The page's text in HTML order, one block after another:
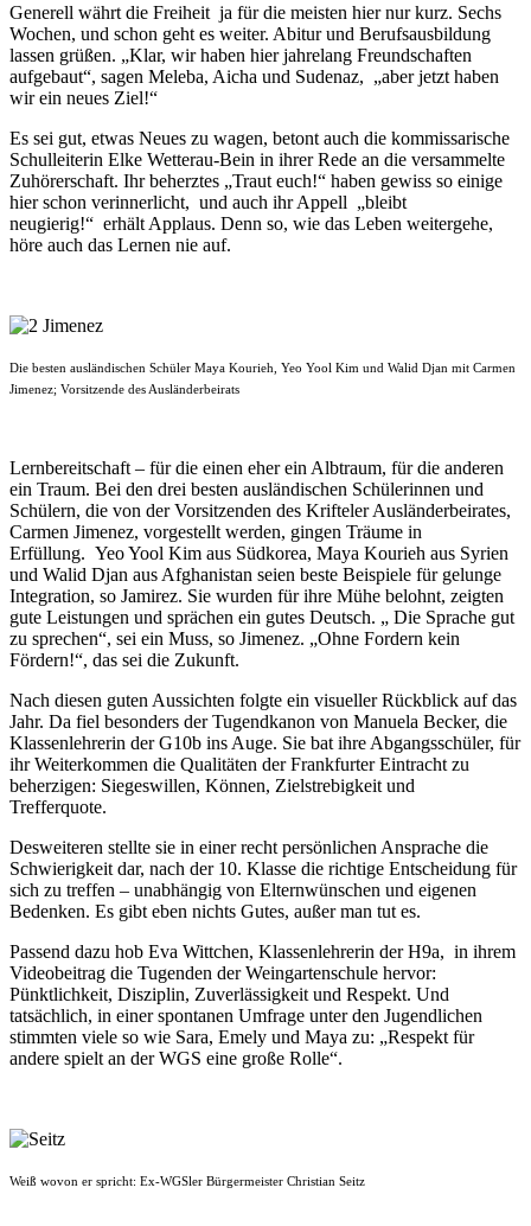
Generell währt die Freiheit ja für die meisten hier nur kurz. Sechs
Wochen, und schon geht es weiter. Abitur und Berufsausbildung
lassen grüßen. „Klar, wir haben hier jahrelang Freundschaften
aufgebaut“, sagen Meleba, Aicha und Sudenaz, „aber jetzt haben
wir ein neues Ziel!“
Es sei gut, etwas Neues zu wagen, betont auch die kommissarische
Schulleiterin Elke Wetterau-Bein in ihrer Rede an die versammelte
Zuhörerschaft. Ihr beherztes „Traut euch!“ haben gewiss so einige
hier schon verinnerlicht, und auch ihr Appell „bleibt
neugierig!“ erhält Applaus. Denn so, wie das Leben weitergehe,
höre auch das Lernen nie auf.
Die besten ausländischen Schüler Maya Kourieh, Yeo Yool Kim und Walid Djan mit Carmen
Jimenez; Vorsitzende des Ausländerbeirats
Lernbereitschaft – für die einen eher ein Albtraum, für die anderen
ein Traum. Bei den drei besten ausländischen Schülerinnen und
Schülern, die von der Vorsitzenden des Krifteler Ausländerbeirates,
Carmen Jimenez, vorgestellt werden, gingen Träume in
Erfüllung. Yeo Yool Kim aus Südkorea, Maya Kourieh aus Syrien
und Walid Djan aus Afghanistan seien beste Beispiele für gelunge
Integration, so Jamirez. Sie wurden für ihre Mühe belohnt, zeigten
gute Leistungen und sprächen ein gutes Deutsch. „ Die Sprache gut
zu sprechen“, sei ein Muss, so Jimenez. „Ohne Fordern kein
Fördern!“, das sei die Zukunft.
Nach diesen guten Aussichten folgte ein visueller Rückblick auf das
Jahr. Da fiel besonders der Tugendkanon von Manuela Becker, die
Klassenlehrerin der G10b ins Auge. Sie bat ihre Abgangsschüler, für
ihr Weiterkommen die Qualitäten der Frankfurter Eintracht zu
beherzigen: Siegeswillen, Können, Zielstrebigkeit und
Trefferquote.
Desweiteren stellte sie in einer recht persönlichen Ansprache die
Schwierigkeit dar, nach der 10. Klasse die richtige Entscheidung für
sich zu treffen – unabhängig von Elternwünschen und eigenen
Bedenken. Es gibt eben nichts Gutes, außer man tut es.
Passend dazu hob Eva Wittchen, Klassenlehrerin der H9a, in ihrem
Videobeitrag die Tugenden der Weingartenschule hervor:
Pünktlichkeit, Disziplin, Zuverlässigkeit und Respekt. Und
tatsächlich, in einer spontanen Umfrage unter den Jugendlichen
stimmten viele so wie Sara, Emely und Maya zu: „Respekt für
andere spielt an der WGS eine große Rolle“.
Weiß wovon er spricht: Ex-WGSler Bürgermeister Christian Seitz